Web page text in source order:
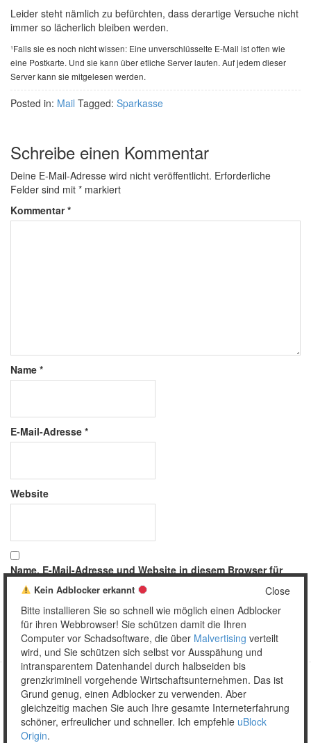
Leider steht nämlich zu befürchten, dass derartige Versuche nicht
immer so lächerlich bleiben werden.
¹Falls sie es noch nicht wissen: Eine unverschlüsselte E-Mail ist offen wie
eine Postkarte. Und sie kann über etliche Server laufen. Auf jedem dieser
Server kann sie mitgelesen werden.
Posted in: Mail Tagged: Sparkasse
Schreibe einen Kommentar
Deine E-Mail-Adresse wird nicht veröffentlicht. Erforderliche
Felder sind mit * markiert
Kommentar*
Name *
E-Mail-Adresse *
Website
Name, E-Mail-Adresse und Website in diesem Browser für
meinen nächsten Kommentar speichern.
Copyright © 2026 Unser täglich Spam.
MobileWordPress Theme by themehall.com
Close
Kein Adblocker erkannt
Bitte installieren Sie so schnell wie möglich einen Adblocker
für ihren Webbrowser! Sie schützen damit die Ihren
Computer vor Schadsoftware, die über Malvertising verteilt
wird, und Sie schützen sich selbst vor Ausspähung und
intransparentem Datenhandel durch halbseiden bis
grenzkriminell vorgehende Wirtschaftsunternehmen. Das ist
Grund genug, einen Adblocker zu verwenden. Aber
gleichzeitig machen Sie auch Ihre gesamte Interneterfahrung
schöner, erfreulicher und schneller. Ich empfehle uBlock
Origin.